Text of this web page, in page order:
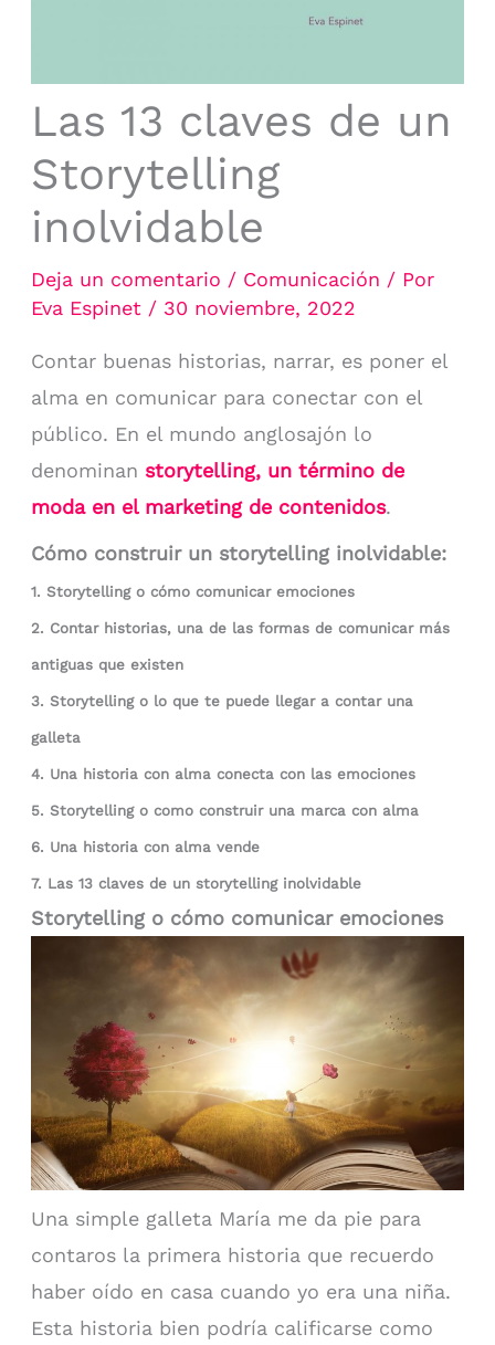
Las 13 claves de un
Storytelling
inolvidable
Deja un comentario / Comunicación / Por
Eva Espinet / 30 noviembre, 2022
Contar buenas historias, narrar, es poner el
alma en comunicar para conectar con el
público. En el mundo anglosajón lo
denominan storytelling, un término de
moda en el marketing de contenidos.
Cómo construir un storytelling inolvidable:
1. Storytelling o cómo comunicar emociones
2. Contar historias, una de las formas de comunicar más
antiguas que existen
3. Storytelling o lo que te puede llegar a contar una
galleta
4. Una historia con alma conecta con las emociones
5. Storytelling o como construir una marca con alma
6. Una historia con alma vende
7. Las 13 claves de un storytelling inolvidable
Storytelling o cómo comunicar emociones
Una simple galleta María me da pie para
contaros la primera historia que recuerdo
haber oído en casa cuando yo era una niña.
Esta historia bien podría calificarse como